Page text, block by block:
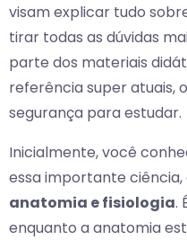
visam explicar tudo
tirar todas as dúvidas
parte dos materiais
referência super atuais,
segurança para estudar.
Inicialmente, você
essa importante ciência,
anatomia e fisiologia.
enquanto a anatomia